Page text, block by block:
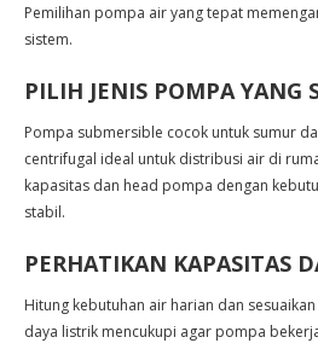
Pemilihan pompa air yang tepat
sistem.
PILIH JENIS POMPA YANG
Pompa submersible cocok untuk sumur
centrifugal ideal untuk distribusi air di
kapasitas dan head pompa dengan
stabil.
PERHATIKAN KAPASITAS
Hitung kebutuhan air harian dan
daya listrik mencukupi agar pompa